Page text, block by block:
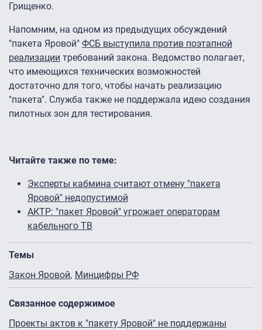
Грищенко.
Напомним, на одном из предыдущих обсуждений
"пакета Яровой" ФСБ выступила против поэтапной
реализации требований закона. Ведомство полагает,
что имеющихся технических возможностей
достаточно для того, чтобы начать реализацию
"пакета". Служба также не поддержала идею создания
пилотных зон для тестирования.
Читайте также по теме:
Эксперты кабмина считают отмену "пакета
Яровой" недопустимой
АКТР: "пакет Яровой" угрожает операторам
кабельного ТВ
Темы
Закон Яровой Минцифры РФ
Связанное содержимое
Проекты актов к "пакету Яровой" не поддержаны